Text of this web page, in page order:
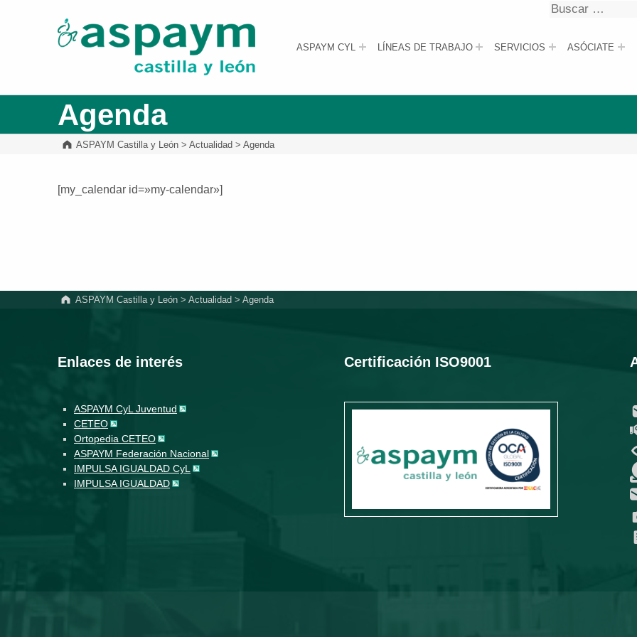
ASPAYM Castilla y León
ASPAYM CYL LÍNEAS DE TRABAJO SERVICIOS ASÓCIATE
Buscar
Agenda
ASPAYM Castilla y León >Actualidad >Agenda
[my_calendar id=»my-calendar»]
ASPAYM Castilla y León> Actualidad > Agenda
Enlaces de interés
ASPAYM CyL Juventud
CETEO
Ortopedia CETEO
ASPAYM Federación Nacional
IMPULSA IGUALDAD CyL
IMPULSA IGUALDAD
Certificación ISO9001